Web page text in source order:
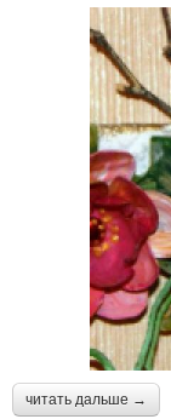
читать дальше →